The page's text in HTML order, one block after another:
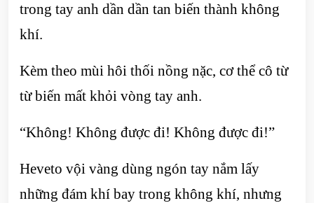
trong tay anh dần dần tan biến thành không
khí.
Kèm theo mùi hôi thối nồng nặc, cơ thể cô từ
từ biến mất khỏi vòng tay anh.
“Không! Không được đi! Không được đi!”
Heveto vội vàng dùng ngón tay nắm lấy
những đám khí bay trong không khí, nhưng